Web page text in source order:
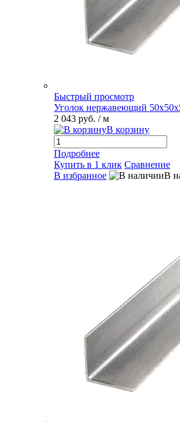
Быстрый просмотр
Уголок нержавеющий
2 043 руб. / м
В корзину
Подробнее
Купить в 1 клик Сравнение
В избранное
В